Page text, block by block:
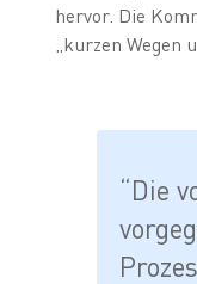
hervor. Die
„kurzen Wegen
“Die